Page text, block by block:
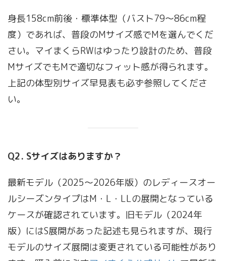
身長158cm前後・標準体型（バスト79〜86cm程
度）であれば、普段のMサイズ感でMを選んでくだ
さい。マイまくらRWはゆったり設計のため、普段
MサイズでもMで適切なフィット感が得られます。
上記の体型別サイズ早見表も必ず参照してくださ
い。
Q2. Sサイズはありますか？
最新モデル（2025〜2026年版）のレディースオー
ルシーズンタイプはM・L・LLの展開となっている
ケースが確認されています。旧モデル（2024年
版）にはS展開があった記述も見られますが、現行
モデルのサイズ展開は変更されている可能性があり